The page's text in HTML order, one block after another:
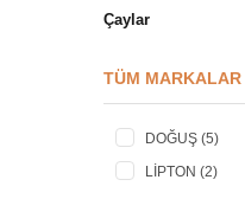
Çaylar
TÜM MARKALAR
DOĞUŞ (5)
LİPTON (2)